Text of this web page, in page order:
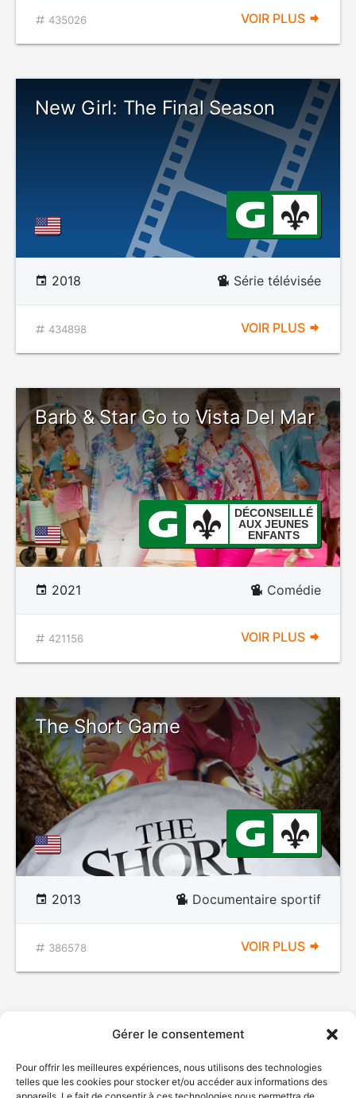
Gérer le consentement
Pour offrir les meilleures expériences, nous utilisons des technologies
telles que les cookies pour stocker et/ou accéder aux informations des
435026 VOIR PLUS
New Girl: The Final Season
2018 Série télévisée
434898 VOIR PLUS
Barb & Star Go to Vista Del Mar
DÉCONSEILLÉ
AUX JEUNES
ENFANTS
2021 Comédie
421156 VOIR PLUS
The Short Game
2013 Documentaire sportif
386578 VOIR PLUS